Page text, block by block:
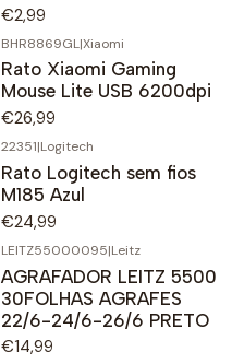
€2,99
BHR8869GL|Xiaomi
Rato Xiaomi Gaming
Mouse Lite USB 6200dpi
€26,99
22351|Logitech
Rato Logitech sem fios
M185 Azul
€24,99
LEITZ55000095|Leitz
AGRAFADOR LEITZ 5500
30FOLHAS AGRAFES
22/6-24/6-26/6 PRETO
€14,99